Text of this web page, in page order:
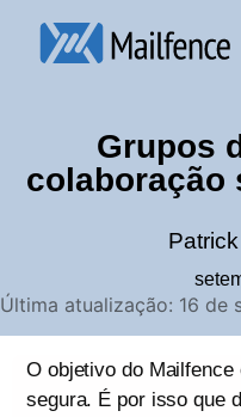
Grupos
colaboração
Última atualização: 16 de
O objetivo do
segura. É por isso que